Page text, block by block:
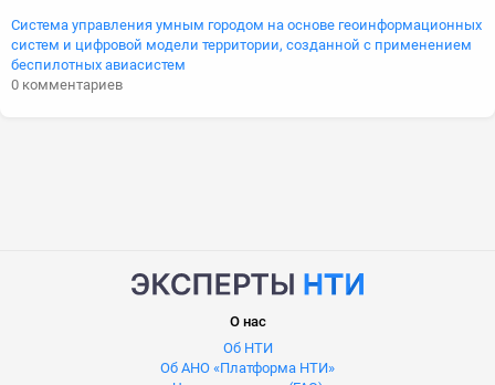
Система управления умным городом на основе геоинформационных
систем и цифровой модели территории, созданной с применением
беспилотных авиасистем
0 комментариев
О нас
Об НТИ
Об АНО «Платформа НТИ»